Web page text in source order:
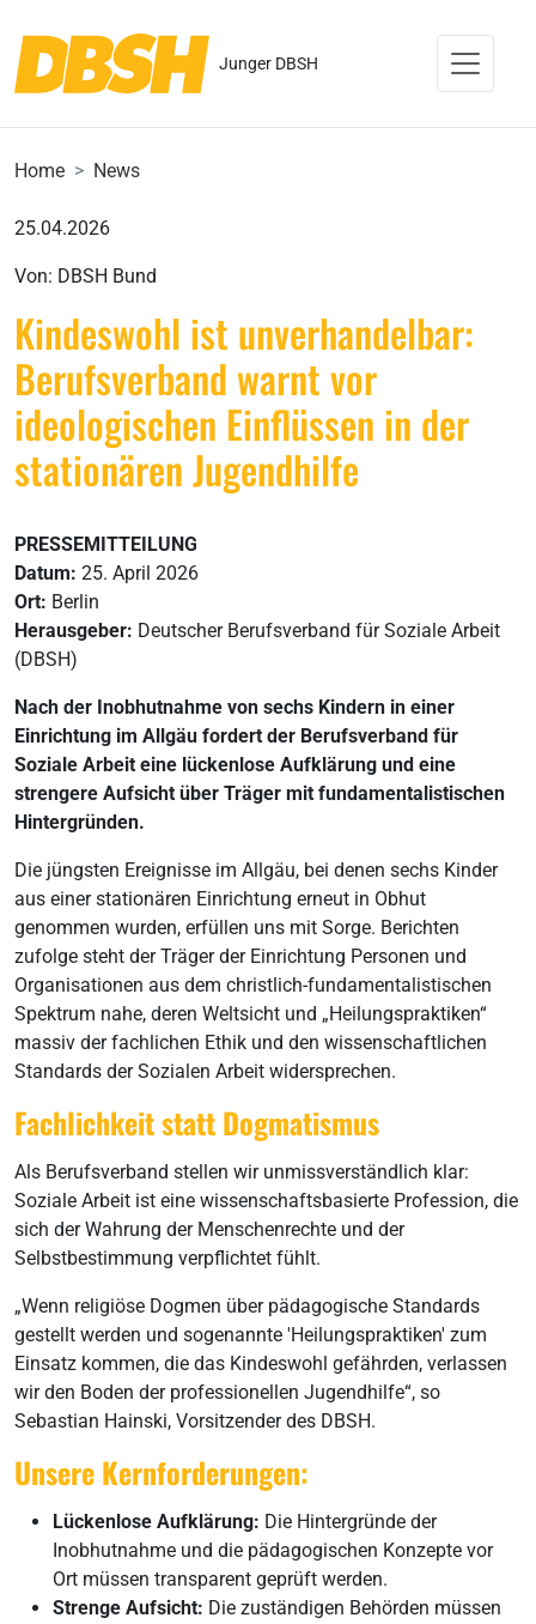
Junger DBSH
Home News
25.04.2026
Von: DBSH Bund
Kindeswohl ist unverhandelbar:
Berufsverband warnt vor
ideologischen Einflüssen in der
stationären Jugendhilfe
PRESSEMITTEILUNG
Datum: 25. April 2026
Ort: Berlin
Herausgeber: Deutscher Berufsverband für Soziale Arbeit
(DBSH)
Nach der Inobhutnahme von sechs Kindern in einer
Einrichtung im Allgäu fordert der Berufsverband für
Soziale Arbeit eine lückenlose Aufklärung und eine
strengere Aufsicht über Träger mit fundamentalistischen
Hintergründen.
Die jüngsten Ereignisse im Allgäu, bei denen sechs Kinder
aus einer stationären Einrichtung erneut in Obhut
genommen wurden, erfüllen uns mit Sorge. Berichten
zufolge steht der Träger der Einrichtung Personen und
Organisationen aus dem christlich-fundamentalistischen
Spektrum nahe, deren Weltsicht und „Heilungspraktiken“
massiv der fachlichen Ethik und den wissenschaftlichen
Standards der Sozialen Arbeit widersprechen.
Fachlichkeit statt Dogmatismus
Als Berufsverband stellen wir unmissverständlich klar:
Soziale Arbeit ist eine wissenschaftsbasierte Profession, die
sich der Wahrung der Menschenrechte und der
Selbstbestimmung verpflichtet fühlt.
„Wenn religiöse Dogmen über pädagogische Standards
gestellt werden und sogenannte 'Heilungspraktiken' zum
Einsatz kommen, die das Kindeswohl gefährden, verlassen
wir den Boden der professionellen Jugendhilfe“, so
Sebastian Hainski, Vorsitzender des DBSH.
Unsere Kernforderungen:
Lückenlose Aufklärung: Die Hintergründe der
Inobhutnahme und die pädagogischen Konzepte vor
Ort müssen transparent geprüft werden.
Strenge Aufsicht: Die zuständigen Behörden müssen